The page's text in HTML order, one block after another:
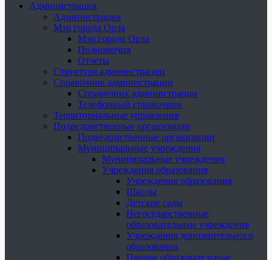
Администрация
Администрация
Мэр города Орла
Мэр города Орла
Полномочия
Отчеты
Структура администрации
Справочник администрации
Справочник администрации
Телефонный справочник
Территориальные управления
Подведомственные организации
Подведомственные организации
Муниципальные учреждения
Муниципальные учреждения
Учреждения образования
Учреждения образования
Школы
Детские сады
Негосударственные
образовательные учреждения
Учреждения дополнительного
образования
Прочие образовательные